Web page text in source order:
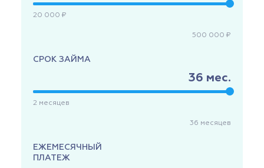
20 000 ₽
500 000 ₽
СРОК ЗАЙМА
36 мес.
2 месяцев
36 месяцев
ЕЖЕМЕСЯЧНЫЙ
ПЛАТЕЖ